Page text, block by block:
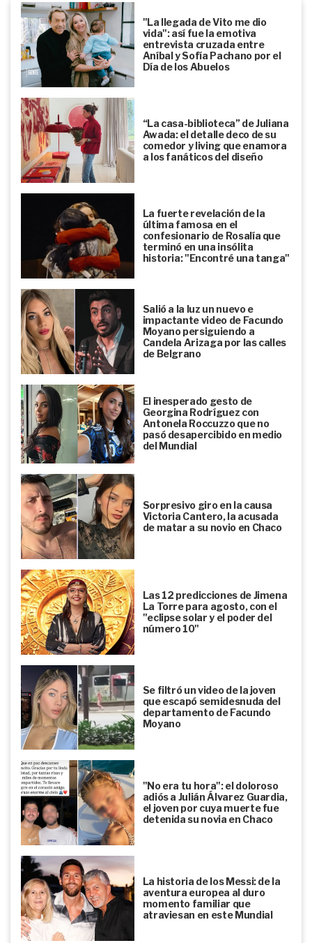
"La llegada de Vito me dio
vida": así fue la emotiva
entrevista cruzada entre
Aníbal y Sofía Pachano por el
Día de los Abuelos
“La casa-biblioteca” de Juliana
Awada: el detalle deco de su
comedor y living que enamora
a los fanáticos del diseño
La fuerte revelación de la
última famosa en el
confesionario de Rosalía que
terminó en una insólita
historia: "Encontré una tanga"
Salió a la luz un nuevo e
impactante video de Facundo
Moyano persiguiendo a
Candela Arizaga por las calles
de Belgrano
El inesperado gesto de
Georgina Rodríguez con
Antonela Roccuzzo que no
pasó desapercibido en medio
del Mundial
Sorpresivo giro en la causa
Victoria Cantero, la acusada
de matar a su novio en Chaco
Las 12 predicciones de Jimena
La Torre para agosto, con el
"eclipse solar y el poder del
número 10"
Se filtró un video de la joven
que escapó semidesnuda del
departamento de Facundo
Moyano
"No era tu hora": el doloroso
adiós a Julián Álvarez Guardia,
el joven por cuya muerte fue
detenida su novia en Chaco
La historia de los Messi: de la
aventura europea al duro
momento familiar que
atraviesan en este Mundial